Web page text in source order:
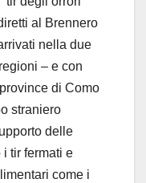
al Brennero
nella due
– e con
di Como
straniero
delle
i tir fermati e
come i